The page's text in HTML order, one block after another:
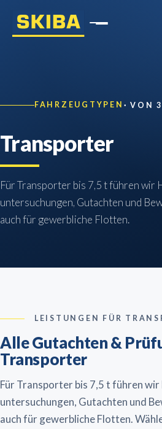
FAHRZEUGTYPEN ·VON
Transporter
Für Transporter bis 7,5 t führen wir
untersuchungen, Gutachten und
auch für gewerbliche Flotten.
LEISTUNGEN FÜR
Alle Gutachten &
Transporter
Für Transporter bis 7,5 t führen
untersuchungen, Gutachten und
auch für gewerbliche Flotten.